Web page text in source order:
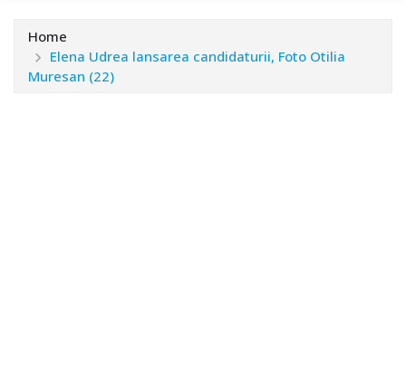
Home
Elena Udrea lansarea candidaturii, Foto Otilia
Muresan (22)